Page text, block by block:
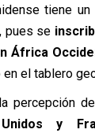
tiene
pues se
África
el tablero
percepción
y